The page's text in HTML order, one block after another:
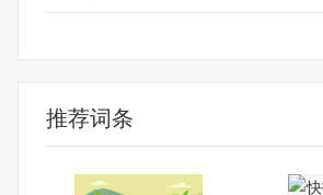
推荐词条